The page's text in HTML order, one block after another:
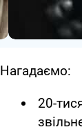
Нагадаємо:
20-